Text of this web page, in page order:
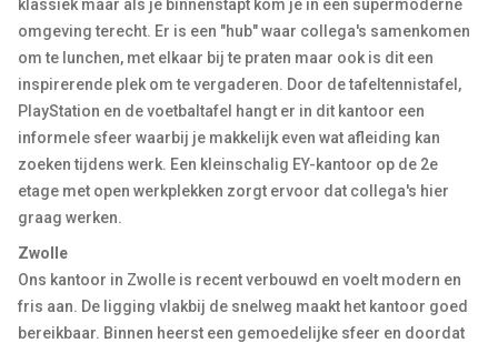
klassiek maar als je binnenstapt kom je in een supermoderne
omgeving terecht. Er is een "hub" waar collega's samenkomen
om te lunchen, met elkaar bij te praten maar ook is dit een
inspirerende plek om te vergaderen. Door de tafeltennistafel,
PlayStation en de voetbaltafel hangt er in dit kantoor een
informele sfeer waarbij je makkelijk even wat afleiding kan
zoeken tijdens werk. Een kleinschalig EY-kantoor op de 2e
etage met open werkplekken zorgt ervoor dat collega's hier
graag werken.
Zwolle
Ons kantoor in Zwolle is recent verbouwd en voelt modern en
fris aan. De ligging vlakbij de snelweg maakt het kantoor goed
bereikbaar. Binnen heerst een gemoedelijke sfeer en doordat